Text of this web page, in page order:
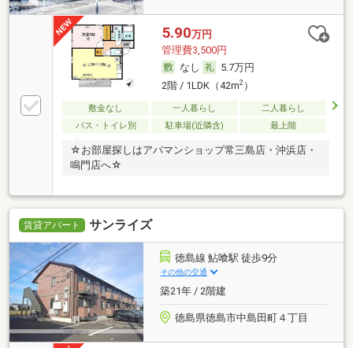
5.90万円
管理費3,500円
なし
5.7万円
2階 / 1LDK（42m2）
敷金なし 一人暮らし
二人暮らし
バス・トイレ別
駐車場(近隣含) 最上階
☆お部屋探しはアパマンショップ常三島店・沖浜店・
鳴門店へ☆
賃貸アパート サンライズ
徳島線 鮎喰駅 徒歩9分
その他の交通
築21年 / 2階建
徳島県徳島市中島田町４丁目